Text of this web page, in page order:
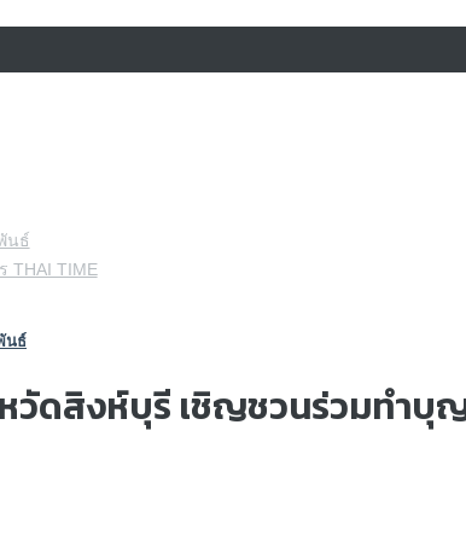
นธ์
THAI TIME
นธ์
วัดสิงห์บุรี เชิญชวนร่วมทำ